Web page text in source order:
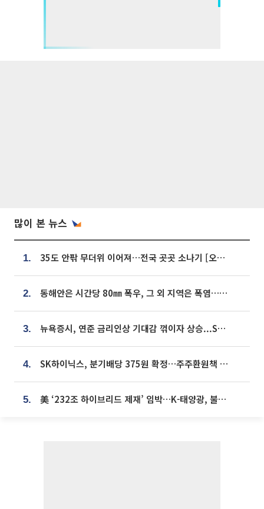
많이 본 뉴스
1. 35도 안팎 무더위 이어져…전국 곳곳 소나기 [오늘 날씨]
2. 동해안은 시간당 80㎜ 폭우, 그 외 지역은 폭염…‘극과 극 날씨’
3. 뉴욕증시, 연준 금리인상 기대감 꺾이자 상승...S&P500 사상 최고치 [종합]
4. SK하이닉스, 분기배당 375원 확정…주주환원책 9월로 앞당겨 발표
5. 美 ‘232조 하이브리드 제재’ 임박…K-태양광, 불확실성 털고 날개 다나